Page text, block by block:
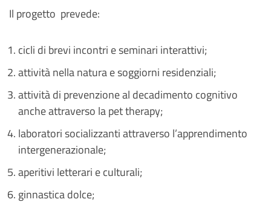
Il progetto prevede:
cicli di brevi incontri e seminari interattivi;
attività nella natura e soggiorni residenziali;
attività di prevenzione al decadimento cognitivo
anche attraverso la pet therapy;
laboratori socializzanti attraverso l’apprendimento
intergenerazionale;
aperitivi letterari e culturali;
ginnastica dolce;